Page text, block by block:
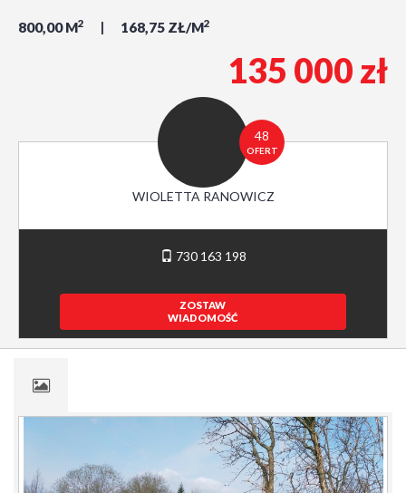
800,00 M2 168,75 ZŁ/M2
135 000 zł
48
OFERT
WIOLETTA RANOWICZ
730 163 198
ZOSTAW
WIADOMOŚĆ